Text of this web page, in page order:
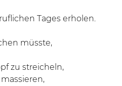
Tages erholen.
müsste,
zu streicheln,